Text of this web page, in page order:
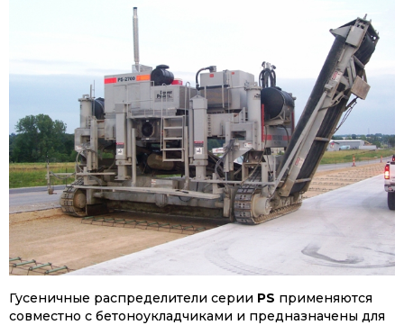
Гусеничные распределители серии PS применяются
совместно с бетоноукладчиками и предназначены для